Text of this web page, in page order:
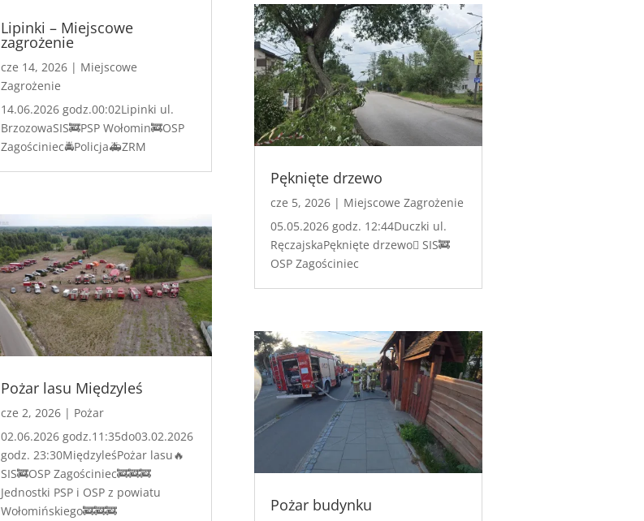
Lipinki – Miejscowe
zagrożenie
cze 14, 2026| Miejscowe
Zagrożenie
14.06.2026 godz.00:02Lipinki ul.
BrzozowaSIS🚒PSP Wołomin🚒OSP
Zagościniec🚔Policja🚑ZRM
Pożar lasu Międzyleś
cze 2, 2026| Pożar
02.06.2026 godz.11:35do03.02.2026
godz. 23:30MiędzyleśPożar lasu🔥
SIS🚒OSP Zagościniec🚒🚒🚒
Jednostki PSP i OSP z powiatu
Wołomińskiego🚒🚒🚒
Pęknięte drzewo
cze 5, 2026 | Miejscowe Zagrożenie
05.05.2026 godz. 12:44Duczki ul.
RęczajskaPęknięte drzewo🪾 SIS🚒
OSP Zagościniec
Pożar budynku